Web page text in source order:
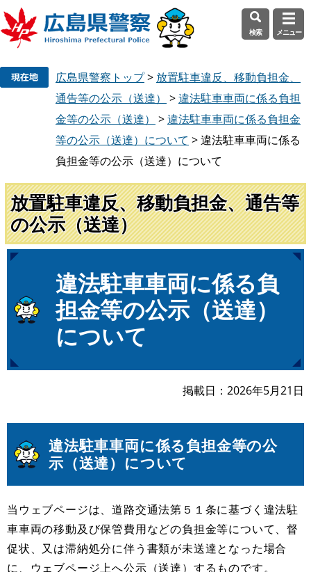
。
て
本
文
へ
検索 メニュー
広島県警察トップ> 放置駐車違反、移動負担金、
通告等の公示（送達）
>違法駐車車両に係る負担
金等の公示（送達）
>違法駐車車両に係る負担金
等の公示（送達）について >違法駐車車両に係る
負担金等の公示（送達）について
放置駐車違反、移動負担金、通告等
の公示（送達）
違法駐車車両に係る負
担金等の公示（送達）
について
掲載日 2026年5月21日
違法駐車車両に係る負担金等の公
示（送達）について
当ウェブページは、道路交通法第５１条に基づく違法駐
車車両の移動及び保管費用などの負担金等について、督
促状、又は滞納処分に伴う書類が未送達となった場合
に、ウェブページ上へ公示（送達）するものです。